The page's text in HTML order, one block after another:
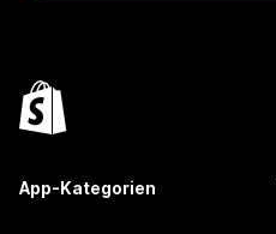
App-Kategorien